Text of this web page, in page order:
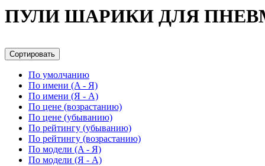
ПУЛИ ШАРИКИ ДЛЯ
Сортировать
По умолчанию
По имени (A - Я)
По имени (Я - A)
По цене (возрастанию)
По цене (убыванию)
По рейтингу (убыванию)
По рейтингу (возрастанию)
По модели (A - Я)
По модели (Я - A)